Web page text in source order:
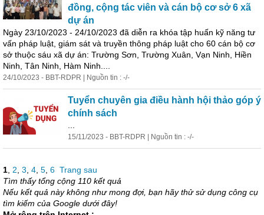
đồng, cộng tác viên và cán bộ cơ sở 6 xã
dự án
Ngày 23/10/2023 - 24/10/2023 đã diễn ra khóa tập huấn kỹ năng tư
vấn pháp luật, giám sát và truyền thông pháp luật cho 60 cán bộ cơ
sở thuộc sáu xã dự án: Trường Sơn, Trường Xuân, Vạn Ninh, Hiền
Ninh, Tân Ninh, Hàm Ninh....
24/10/2023 - BBT-RDPR | Nguồn tin : -/-
Tuyển chuyên gia điều hành hội thảo góp ý
chính sách
15/11/2023 - BBT-RDPR | Nguồn tin : -/-
1 2 3 4 5 6 Trang sau
Tìm thấy tổng cộng 110 kết quả
Nếu kết quả này không như mong đợi, bạn hãy thử sử dụng công cụ
tìm kiếm của Google dưới đây!